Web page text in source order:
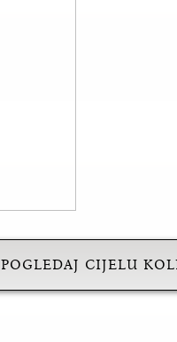
POGLEDAJ CIJELU